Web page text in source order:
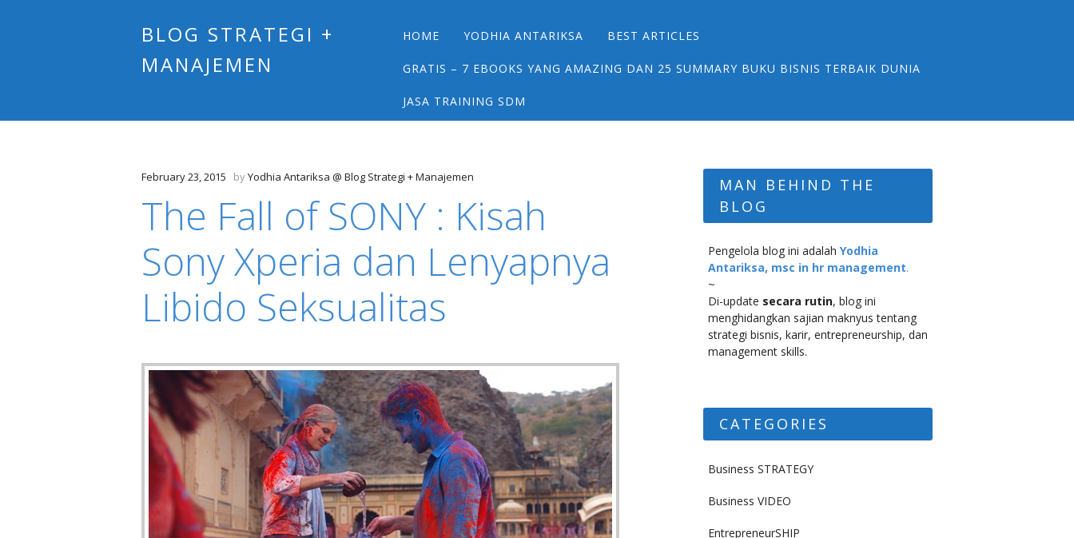
BLOG STRATEGI +
MANAJEMEN
Main menu
Skip
content
HOME YODHIA ANTARIKSA BEST ARTICLES
GRATIS – 7 EBOOKS YANG AMAZING DAN 25 SUMMARY BUKU BISNIS TERBAIK DUNIA
JASA TRAINING SDM
February 23, 2015 byYodhia Antariksa @ Blog Strategi + Manajemen
The Fall of SONY : Kisah
Sony Xperia dan Lenyapnya
Libido Seksualitas
MAN BEHIND THE
BLOG
Pengelola blog ini adalah Yodhia
Antariksa, msc in hr management.
~
Di-update secara rutin, blog ini
menghidangkan sajian maknyus tentang
strategi bisnis, karir, entrepreneurship, dan
management skills.
CATEGORIES
Business STRATEGY
Business VIDEO
EntrepreneurSHIP